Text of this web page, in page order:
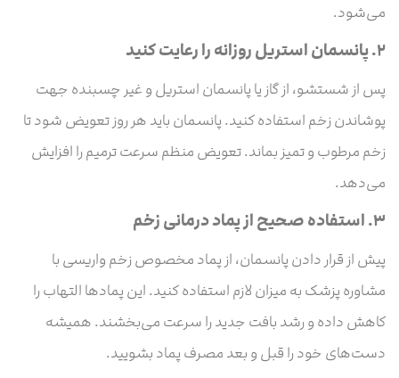
می‌شود.
۲. پانسمان استریل روزانه را رعایت کنید
پس از شستشو، از گاز یا پانسمان استریل و غیر چسبنده جهت
پوشاندن زخم استفاده کنید. پانسمان باید هر روز تعویض شود تا
زخم مرطوب و تمیز بماند. تعویض منظم سرعت ترمیم را افزایش
می‌دهد.
۳. استفاده صحیح از پماد درمانی زخم
پیش از قرار دادن پانسمان، از پماد مخصوص زخم واریسی با
مشاوره پزشک به میزان لازم استفاده کنید. این پمادها التهاب را
کاهش داده و رشد بافت جدید را سرعت می‌بخشند. همیشه
دست‌های خود را قبل و بعد مصرف پماد بشویید.